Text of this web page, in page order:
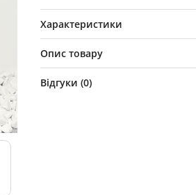
Характеристики
Опис товару
Відгуки (0)